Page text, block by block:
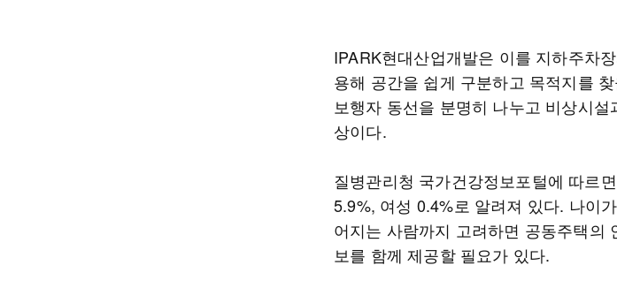
IPARK현대산업개발은 이를 지하주차
용해 공간을 쉽게 구분하고 목적지를
보행자 동선을 분명히 나누고 비상시
상이다.
질병관리청 국가건강정보포털에 따르
5.9%, 여성 0.4%로 알려져 있다. 나이
어지는 사람까지 고려하면 공동주택의
보를 함께 제공할 필요가 있다.